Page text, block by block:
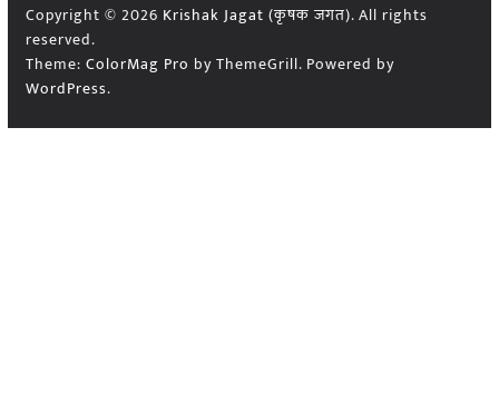
Copyright © 2026 Krishak Jagat (कृषक जगत). All rights
reserved.
Theme: ColorMag Pro by ThemeGrill. Powered by
WordPress.